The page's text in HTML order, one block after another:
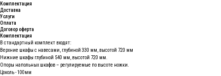
Комплектация
Доставка
Услуги
Оплата
Договор оферта
Комплектация
В стандартный комплект входят:
Верхние шкафы с навесами, глубиной 330 мм, высотой 720 мм
Нижние шкафы глубиной 540 мм, высотой 720 мм.
Опоры напольных шкафов – регулируемые по высоте ножки.
Цоколь - 100мм